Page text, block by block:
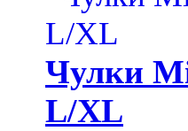
Чулки
L/XL